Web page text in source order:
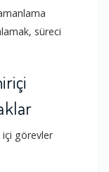
süreci
içi görevler